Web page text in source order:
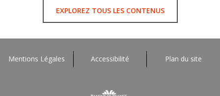
EXPLOREZ TOUS LES CONTENUS
Mentions Légales Accessibilité Plan du site